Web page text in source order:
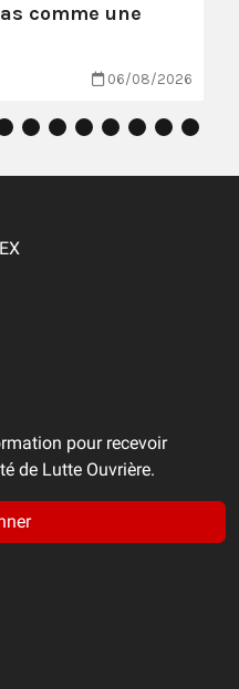
comme une
06/08/2026
pour recevoir
de Lutte Ouvrière.